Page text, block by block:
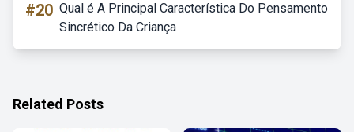
#20 Qual é A Principal Característica Do Pensamento
Sincrético Da Criança
Related Posts